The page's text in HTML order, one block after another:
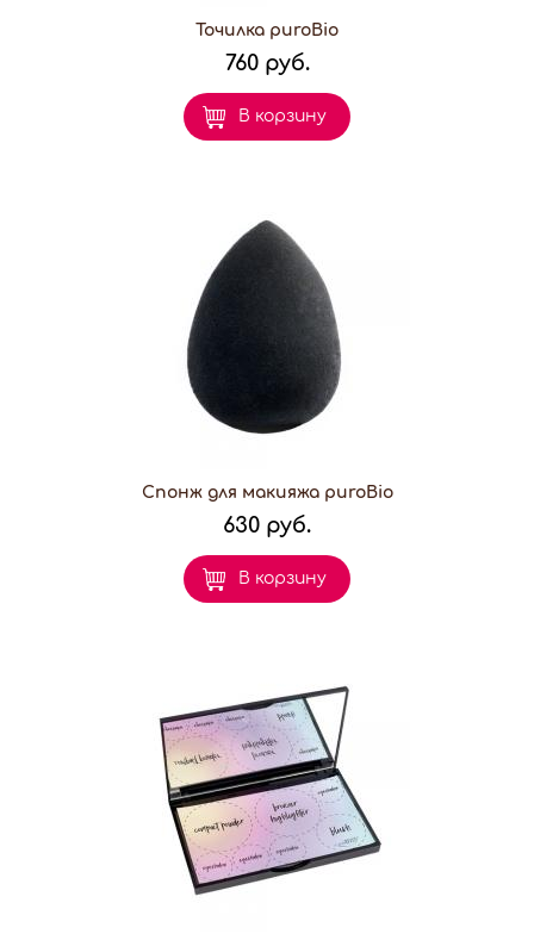
Точилка puroBio
760 руб.
В корзину
Спонж для макияжа puroBio
630 руб.
В корзину